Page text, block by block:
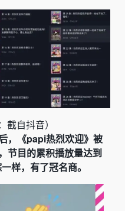
自抖音）
，《papi热烈欢迎》被
节目的累积播放量达到
样，有了冠名商。